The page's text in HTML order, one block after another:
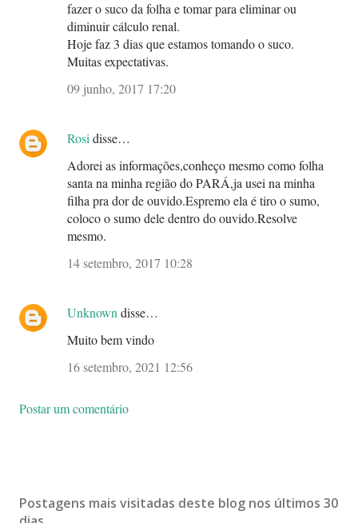
fazer o suco da folha e tomar para eliminar ou
diminuir cálculo renal.
Hoje faz 3 dias que estamos tomando o suco.
Muitas expectativas.
09 junho, 2017 17:20
Rosi disse…
Adorei as informações,conheço mesmo como folha
santa na minha região do PARÁ,ja usei na minha
filha pra dor de ouvido.Espremo ela é tiro o sumo,
coloco o sumo dele dentro do ouvido.Resolve
mesmo.
14 setembro, 2017 10:28
Unknown disse…
Muito bem vindo
16 setembro, 2021 12:56
Postar um comentário
Postagens mais visitadas deste blog nos últimos 30